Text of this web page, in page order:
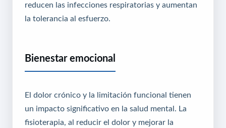
reducen las infecciones respiratorias y aumentan
la tolerancia al esfuerzo.
Bienestar emocional
El dolor crónico y la limitación funcional tienen
un impacto significativo en la salud mental. La
fisioterapia, al reducir el dolor y mejorar la